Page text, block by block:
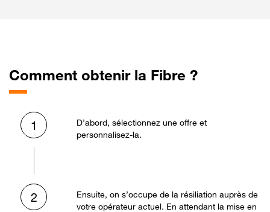
Comment obtenir la Fibre ?
1
D’abord, sélectionnez une offre et
personnalisez-la.
2
Ensuite, on s’occupe de la résiliation auprès de
votre opérateur actuel. En attendant la mise en